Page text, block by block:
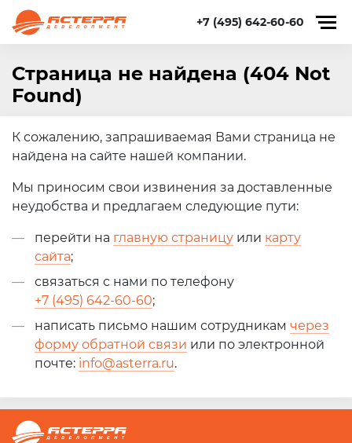
+7 (495) 642-60-60
Страница не найдена (404 Not
Found)
К сожалению, запрашиваемая Вами страница не
найдена на сайте нашей компании.
Мы приносим свои извинения за доставленные
неудобства и предлагаем следующие пути:
перейти на главную страницуили карту
сайта;
связаться с нами по телефону
+7 (495) 642-60-60;
написать письмо нашим сотрудникам через
форму обратной связи или по электронной
почте: info@asterra.ru.